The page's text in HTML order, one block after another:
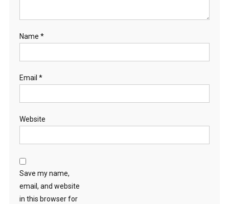
Name *
Email *
Website
Save my name,
email, and website
in this browser for